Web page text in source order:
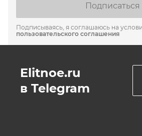
Подписаться
Подписываясь, я соглашаюсь на
пользовательского соглашения
Elitnoe.ru
в Telegram